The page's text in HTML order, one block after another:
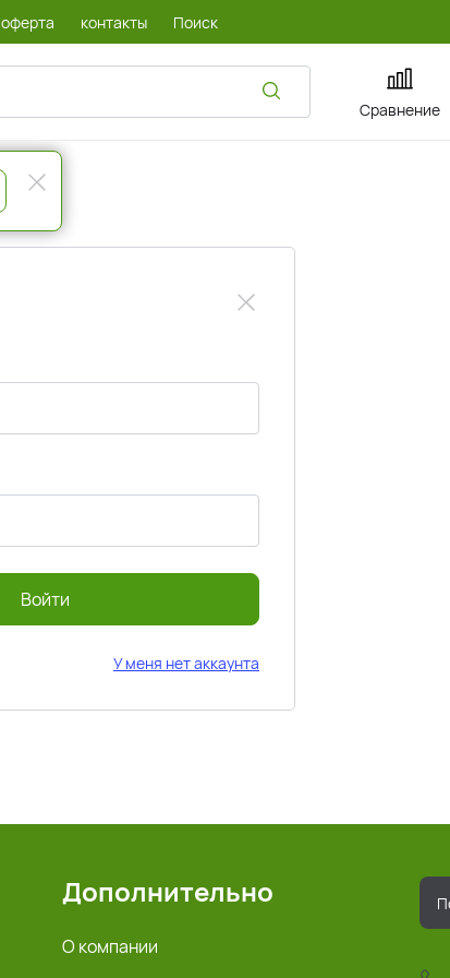
оферта контакты Поиск
Сравнение
Войти
У меня нет аккаунта
Дополнительно
О компании